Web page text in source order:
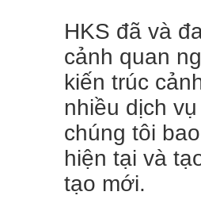
HKS đã và
cảnh quan
kiến trúc
nhiều dịch
chúng tôi
hiện tại và
tạo mới.